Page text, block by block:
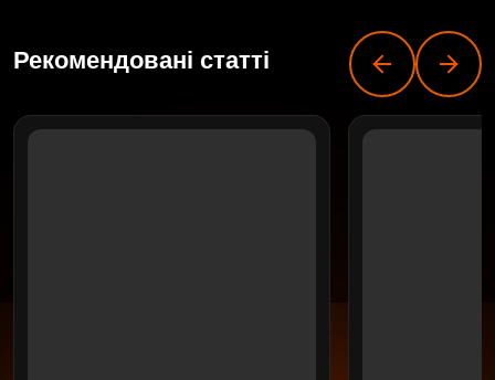
Рекомендовані статті